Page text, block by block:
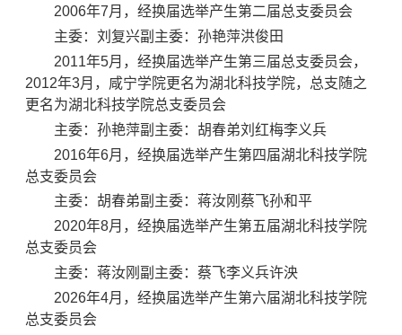
2006年7月，经换届选举产生第二届总支委员会
主委：刘复兴副主委：孙艳萍洪俊田
2011年5月，经换届选举产生第三届总支委员会，
2012年3月，咸宁学院更名为湖北科技学院，总支随之
更名为湖北科技学院总支委员会
主委：孙艳萍副主委：胡春弟刘红梅李义兵
2016年6月，经换届选举产生第四届湖北科技学院
总支委员会
主委：胡春弟副主委：蒋汝刚蔡飞孙和平
2020年8月，经换届选举产生第五届湖北科技学院
总支委员会
主委：蒋汝刚副主委：蔡飞李义兵许泱
2026年4月，经换届选举产生第六届湖北科技学院
总支委员会